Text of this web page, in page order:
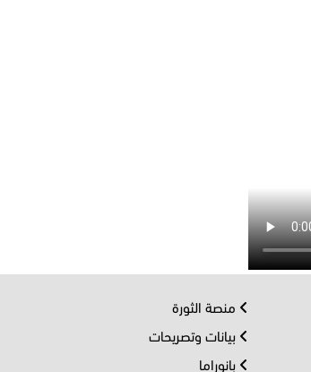
منصة الثورة
بيانات وتصريحات
بانوراما